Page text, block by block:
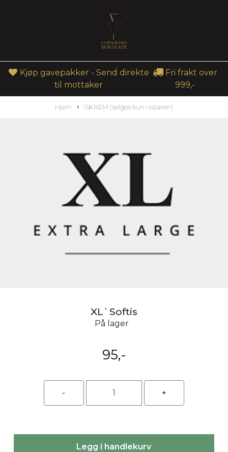
Kjøp gavepakker - Send direkte
til mottaker
Fri frakt over
999,-
Hjem ISKREM (selges kun i isbaren)
XL`Softis
På lager
95,-
Legg i handlekurv